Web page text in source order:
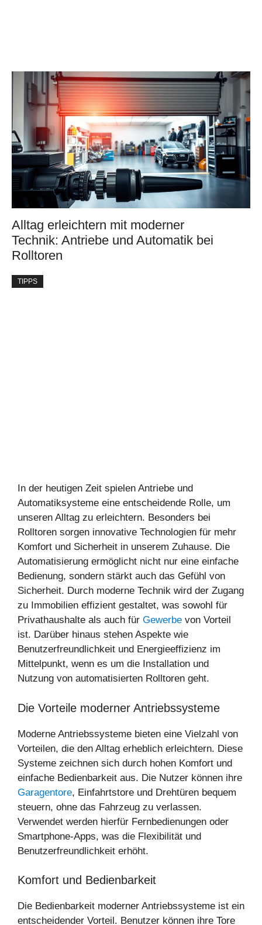
Alltag erleichtern mit moderner
Technik: Antriebe und Automatik bei
Rolltoren
TIPPS
In der heutigen Zeit spielen Antriebe und
Automatiksysteme eine entscheidende Rolle, um
unseren Alltag zu erleichtern. Besonders bei
Rolltoren sorgen innovative Technologien für mehr
Komfort und Sicherheit in unserem Zuhause. Die
Automatisierung ermöglicht nicht nur eine einfache
Bedienung, sondern stärkt auch das Gefühl von
Sicherheit. Durch moderne Technik wird der Zugang
zu Immobilien effizient gestaltet, was sowohl für
Privathaushalte als auch für Gewerbe von Vorteil
ist. Darüber hinaus stehen Aspekte wie
Benutzerfreundlichkeit und Energieeffizienz im
Mittelpunkt, wenn es um die Installation und
Nutzung von automatisierten Rolltoren geht.
Die Vorteile moderner Antriebssysteme
Moderne Antriebssysteme bieten eine Vielzahl von
Vorteilen, die den Alltag erheblich erleichtern. Diese
Systeme zeichnen sich durch hohen Komfort und
einfache Bedienbarkeit aus. Die Nutzer können ihre
Garagentore, Einfahrtstore und Drehtüren bequem
steuern, ohne das Fahrzeug zu verlassen.
Verwendet werden hierfür Fernbedienungen oder
Smartphone-Apps, was die Flexibilität und
Benutzerfreundlichkeit erhöht.
Komfort und Bedienbarkeit
Die Bedienbarkeit moderner Antriebssysteme ist ein
entscheidender Vorteil. Benutzer können ihre Tore